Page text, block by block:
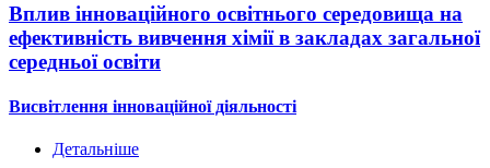
Вплив інноваційного освітнього cередовища на
ефективність вивчення хімії в закладах загальної
середньої освіти
Висвітлення інноваційної діяльності
Детальніше